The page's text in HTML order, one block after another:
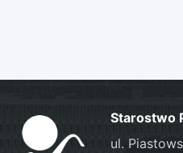
Starostwo
ul.